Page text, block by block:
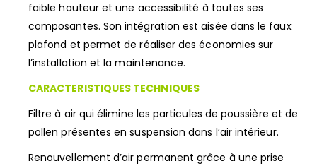
faible hauteur et une accessibilité à toutes ses
composantes. Son intégration est aisée dans le faux
plafond et permet de réaliser des économies sur
l’installation et la maintenance.
CARACTERISTIQUES TECHNIQUES
Filtre à air qui élimine les particules de poussière et de
pollen présentes en suspension dans l’air intérieur.
Renouvellement d’air permanent grâce à une prise